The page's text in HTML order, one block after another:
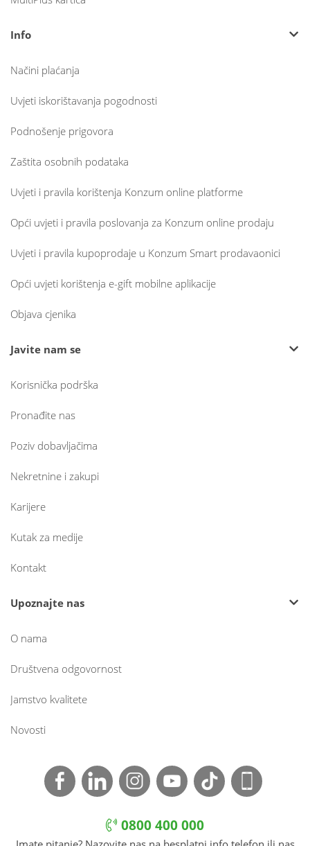
Info
Načini plaćanja
Uvjeti iskorištavanja pogodnosti
Podnošenje prigovora
Zaštita osobnih podataka
Uvjeti i pravila korištenja Konzum online platforme
Opći uvjeti i pravila poslovanja za Konzum online prodaju
Uvjeti i pravila kupoprodaje u Konzum Smart prodavaonici
Opći uvjeti korištenja e-gift mobilne aplikacije
Objava cjenika
Javite nam se
Korisnička podrška
Pronađite nas
Poziv dobavljačima
Nekretnine i zakupi
Karijere
Kutak za medije
Kontakt
Upoznajte nas
O nama
Društvena odgovornost
Jamstvo kvalitete
Novosti
0800 400 000